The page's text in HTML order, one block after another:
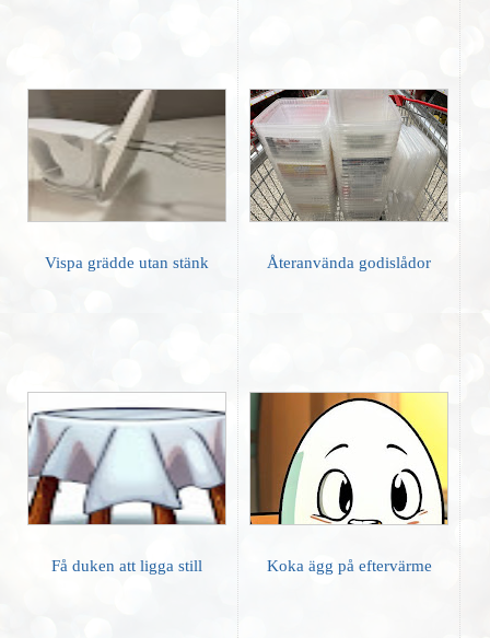
Vispa grädde utan stänk Återanvända godislådor
Få duken att ligga still Koka ägg på eftervärme